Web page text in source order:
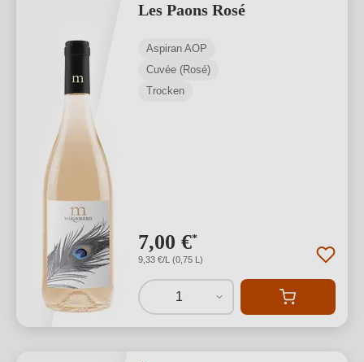
Les Paons Rosé
Aspiran AOP
Cuvée (Rosé)
Trocken
7,00 €*
9,33 €/L (0,75 L)
1